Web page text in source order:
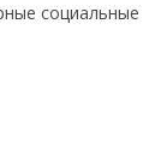
социальные